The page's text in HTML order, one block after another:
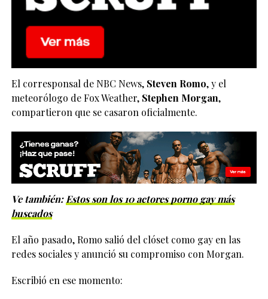
El corresponsal de NBC News, Steven Romo, y el
meteorólogo de Fox Weather, Stephen Morgan,
compartieron que se casaron oficialmente.
Ve también: Estos son los 10 actores porno gay más
buscados
El año pasado, Romo salió del clóset como gay en las
redes sociales y anunció su compromiso con Morgan.
Escribió en ese momento: